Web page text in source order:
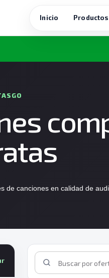
Inicio Productos
de canciones en calidad de